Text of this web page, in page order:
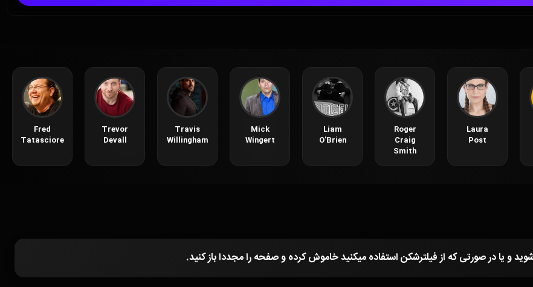
Fred
Tatasciore
Trevor
Devall
Travis
Willingham
Mick
Wingert
Liam
O'Brien
Roger
Craig
Smith
Laura
Post